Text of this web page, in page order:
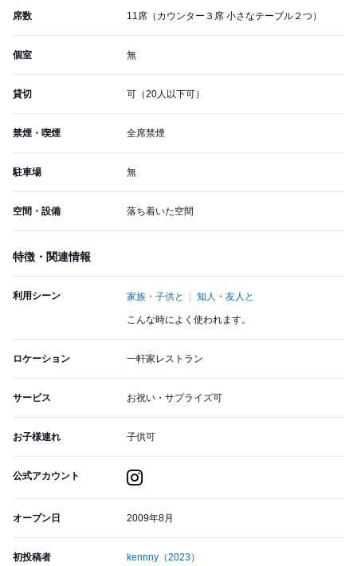
席数 11席（カウンター３席 小さなテーブル２つ）
個室 無
貸切 可（20人以下可）
禁煙・喫煙 全席禁煙
駐車場 無
空間・設備 落ち着いた空間
特徴・関連情報
利用シーン 家族・子供と 知人・友人と
こんな時によく使われます。
ロケーション 一軒家レストラン
サービス お祝い・サプライズ可
お子様連れ 子供可
公式アカウント
オープン日 2009年8月
初投稿者 kennny （2023）